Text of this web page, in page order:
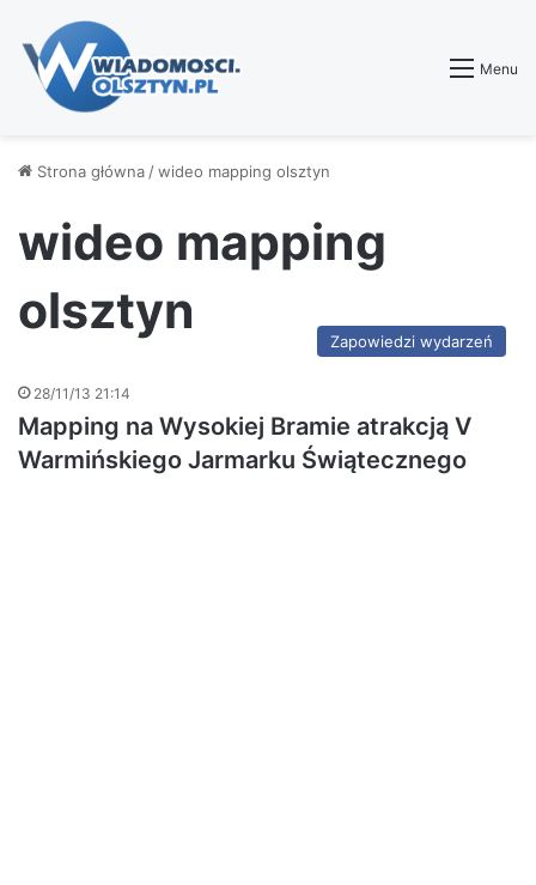
Menu
Strona główna /wideo mapping olsztyn
wideo mapping
olsztyn
Zapowiedzi wydarzeń
28/11/13 21:14
Mapping na Wysokiej Bramie atrakcją V
Warmińskiego Jarmarku Świątecznego